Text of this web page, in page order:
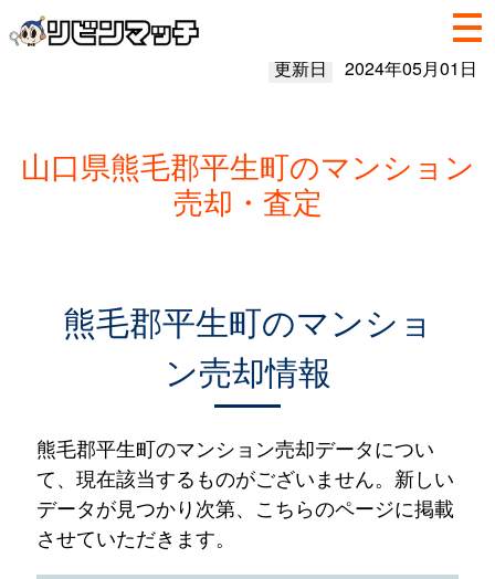
更新日 2024年05月01日
山口県熊毛郡平生町のマンション
売却・査定
熊毛郡平生町のマンショ
ン売却情報
熊毛郡平生町のマンション売却データについ
て、現在該当するものがございません。新しい
データが見つかり次第、こちらのページに掲載
させていただきます。